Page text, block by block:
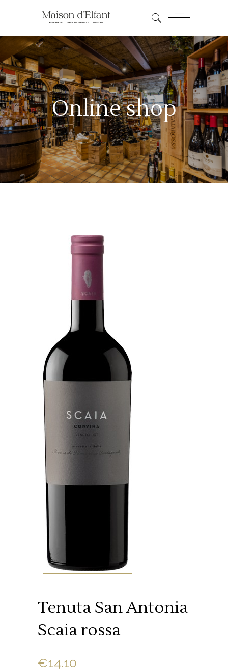
Online shop
Tenuta San Antonia
Scaia rossa
€14.10